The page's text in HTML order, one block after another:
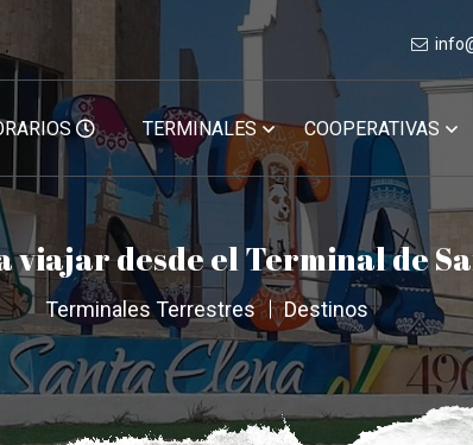
TERMINALES COOPERATIVAS
viajar desde el Terminal de
Terminales Terrestres Destinos